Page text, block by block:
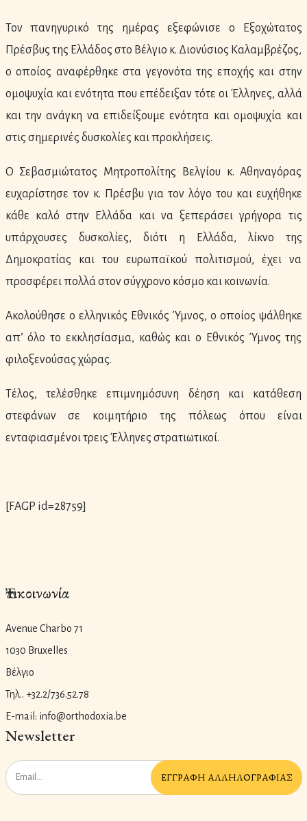
Τον πανηγυρικό της ημέρας εξεφώνισε ο Εξοχώτατος
Πρέσβυς της Ελλάδος στο Βέλγιο κ. Διονύσιος Καλαμβρέζος,
ο οποίος αναφέρθηκε στα γεγονότα της εποχής και στην
ομοψυχία και ενότητα που επέδειξαν τότε οι Έλληνες, αλλά
και την ανάγκη να επιδείξουμε ενότητα και ομοψυχία και
στις σημερινές δυσκολίες και προκλήσεις.
Ο Σεβασμιώτατος Μητροπολίτης Βελγίου κ. Αθηναγόρας
ευχαρίστησε τον κ. Πρέσβυ για τον λόγο του και ευχήθηκε
κάθε καλό στην Ελλάδα και να ξεπεράσει γρήγορα τις
υπάρχουσες δυσκολίες, διότι η Ελλάδα, λίκνο της
Δημοκρατίας και του ευρωπαϊκού πολιτισμού, έχει να
προσφέρει πολλά στον σύγχρονο κόσμο και κοινωνία.
Ακολούθησε ο ελληνικός Εθνικός Ύμνος, ο οποίος ψάλθηκε
απ’ όλο το εκκλησίασμα, καθώς και ο Εθνικός Ύμνος της
φιλοξενούσας χώρας.
Τέλος, τελέσθηκε επιμνημόσυνη δέηση και κατάθεση
στεφάνων σε κοιμητήριο της πόλεως όπου είναι
ενταφιασμένοι τρεις Έλληνες στρατιωτικοί.
[FAGP id=28759]
Ἐπικοινωνία
Avenue Charbo 71
1030 Bruxelles
Βέλγιο
Τηλ.. +32.2/736.52.78
E-mail: info@orthodoxia.be
Newsletter
ἘΓΓΡΑΦῊ ἈΛΛΗΛΟΓΡΑΦΊΑΣ